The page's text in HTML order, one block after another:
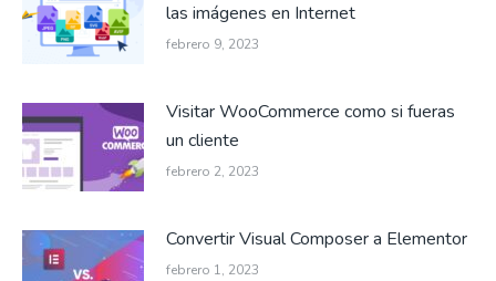
las imágenes en Internet
febrero 9, 2023
Visitar WooCommerce como si fueras
un cliente
febrero 2, 2023
Convertir Visual Composer a Elementor
febrero 1, 2023